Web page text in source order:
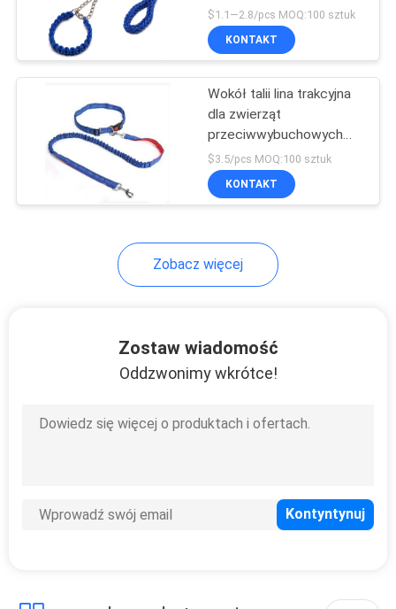
Zabawki do żucia
dla zwierząt
domowych
Szczotka do
zwierząt
ubraniach
przyczepność P-Chain
Belt 8 Strand
$1.1—2.8/pcs MOQ:100 sztuk
KONTAKT
Wokół talii lina trakcyjna
dla zwierząt
przeciwwybuchowych
dla średnich i dużych
psów
$3.5/pcs MOQ:100 sztuk
KONTAKT
Zobacz więcej
Zostaw wiadomość
Oddzwonimy wkrótce!